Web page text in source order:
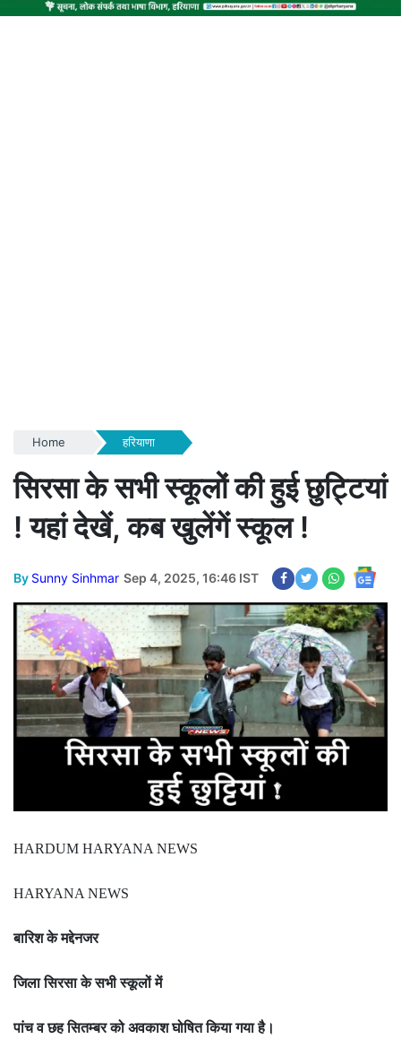
Home हरियाणा
सिरसा के सभी स्कूलों की हुई छुट्टियां
! यहां देखें, कब खुलेंगें स्कूल !
By Sunny Sinhmar Sep 4, 2025, 16:46 IST
HARDUM HARYANA NEWS
HARYANA NEWS
बारिश के मद्देनजर
जिला सिरसा के सभी स्कूलों में
पांच व छह सितम्बर को अवकाश घोषित किया गया है।